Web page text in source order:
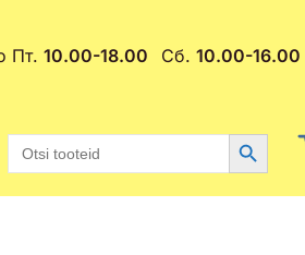
Пт. 10.00-18.00 Сб. 10.00-16.00
Search
for:
Search Button